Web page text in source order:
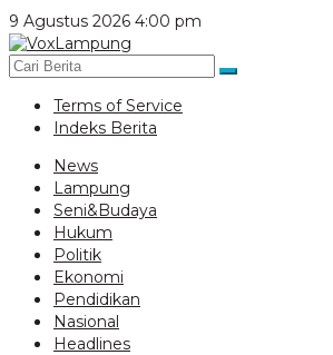
Lewati
ke
konten
9 Agustus 2026 4:00 pm
Terms of Service
Indeks Berita
News
Lampung
Seni&Budaya
Hukum
Politik
Ekonomi
Pendidikan
Nasional
Headlines